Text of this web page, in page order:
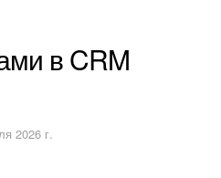
в CRM
2026 г.